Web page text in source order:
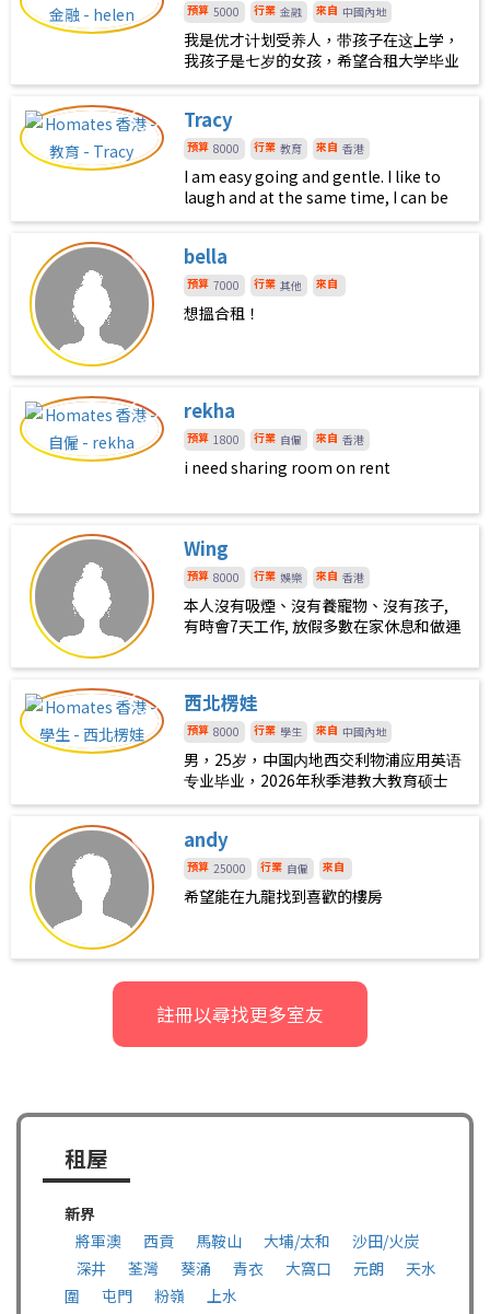
peaceful. I’d be down for the
occasional dinner, weekend
adventure or exploring the city
together. I also appreciate having our
own routines and personal space ;)
預算 5000 行業 金融 來自 中國內地
我是优才计划受养人，带孩子在这上学，
我孩子是七岁的女孩，希望合租大学毕业
以上，正常班女生，不养宠物，不吸烟无
Tracy
預算 8000 行業 教育 來自 香港
I am easy going and gentle. I like to
laugh and at the same time, I can be
very quite. I am very tidy and
bella
預算 7000 行業 其他 來自
想搵合租！
rekha
預算 1800 行業 自僱 來自 香港
i need sharing room on rent
Wing
預算 8000 行業 娛樂 來自 香港
本人沒有吸煙、沒有養寵物、沒有孩子,
有時會7天工作, 放假多數在家休息和做運
西北楞娃
預算 8000 行業 學生 來自 中國內地
男，25岁，中国内地西交利物浦应用英语
专业毕业，2026年秋季港教大教育硕士
专业即将入学，希望与志同道合的朋友一
边。本人性格平和，爱好音乐和健身，边
界感非常强，乐于助人，因此，如有信得
过的女生，本人也愿与其合租，但更倾向
与男生合租。目前，本人在一些租房平台
伙伴与我分摊租金。
andy
預算 25000 行業 自僱 來自
希望能在九龍找到喜歡的樓房
註冊以尋找更多室友
租屋
新界
將軍澳
西貢 馬鞍山 大埔/太和
沙田/火炭
深井
荃灣 葵涌 青衣 大窩口 元朗
天水
圍
屯門 粉嶺
上水